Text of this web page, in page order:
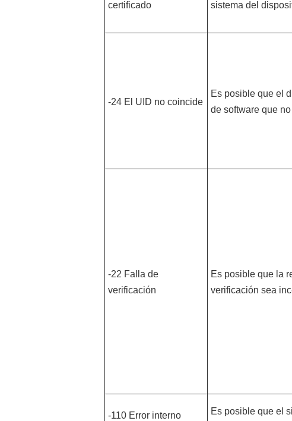
certificado
sistema del
-24 El UID no coincide
Es posible que el
de software que
-22 Falla de
verificación
Es posible que la
verificación sea
-110 Error interno
Es posible que el